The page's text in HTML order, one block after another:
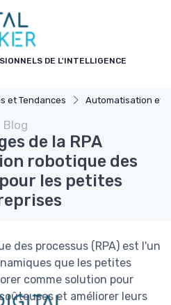
DE L'INTELLIGENCE
et Tendances Automatisation et
Blog
de la RPA
robotique des
les petites
des processus (RPA) est l'un
que les petites
comme solution pour
et améliorer leurs